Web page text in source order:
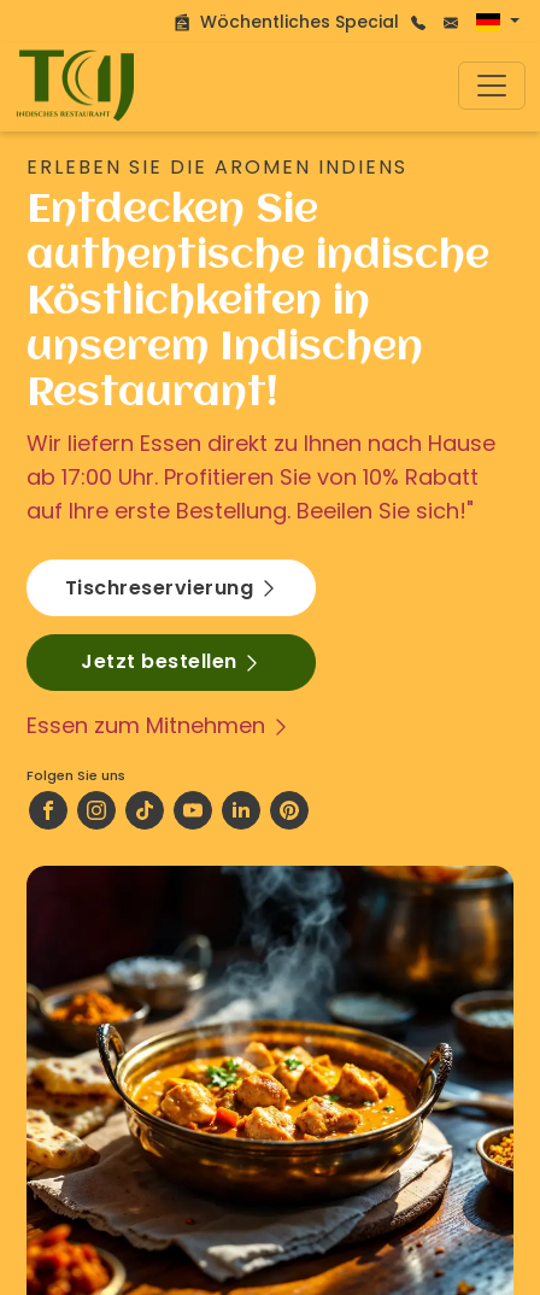
Wöchentliches Special
ERLEBEN SIE DIE AROMEN INDIENS
Entdecken Sie
authentische indische
Köstlichkeiten in
unserem Indischen
Restaurant!
Wir liefern Essen direkt zu Ihnen nach Hause
ab 17:00 Uhr. Profitieren Sie von 10% Rabatt
auf Ihre erste Bestellung. Beeilen Sie sich!"
Tischreservierung
Jetzt bestellen
Essen zum Mitnehmen
Folgen Sie uns